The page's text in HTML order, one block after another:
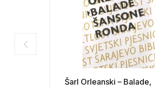
Šarl Orleanski – Balade,